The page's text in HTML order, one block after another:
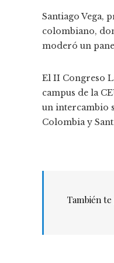
Santiago Vega,
colombiano,
moderó un
El II Congreso
campus de la
un intercambio
Colombia y
También